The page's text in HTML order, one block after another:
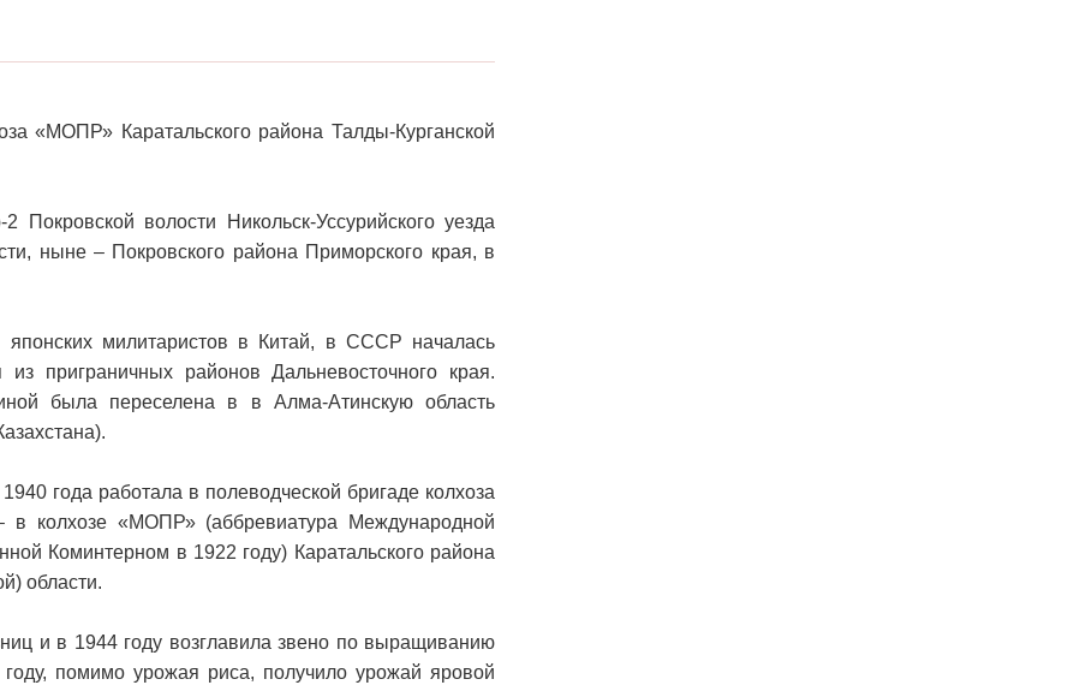
«МОПР» Каратальского района Талды-Курганской
волости Никольск-Уссурийского уезда
ныне – Покровского района Приморского края, в
милитаристов в Китай, в СССР началась
приграничных районов Дальневосточного края.
была переселена в в Алма-Атинскую область
года работала в полеводческой бригаде колхоза
в колхозе «МОПР» (аббревиатура Международной
Коминтерном в 1922 году) Каратальского района
области.
и в 1944 году возглавила звено по выращиванию
помимо урожая риса, получило урожай яровой